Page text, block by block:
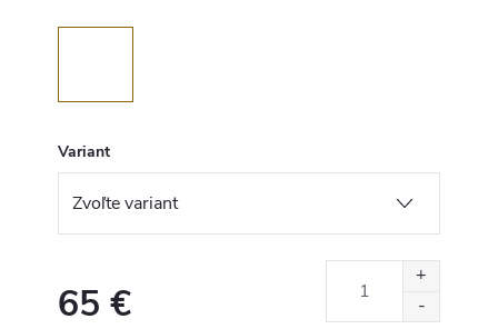
Variant
65 €